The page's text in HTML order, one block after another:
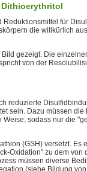
Reduktionsmittel für
die willkürlich
gezeigt. Die
von der
reduzierte
sein. Dazu müssen
sodass nur die
(GSH) versetzt. Es
Oxidation" zu dem von
müssen diverse